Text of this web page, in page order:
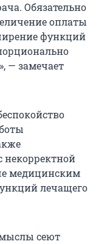
Обязательно
оплаты
функций
— замечает
медицинским
лечащего
сеют